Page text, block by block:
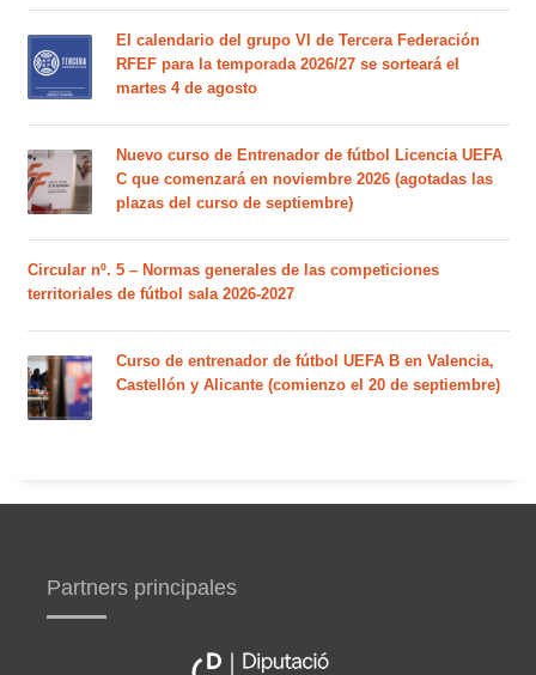
El calendario del grupo VI de Tercera Federación
RFEF para la temporada 2026/27 se sorteará el
martes 4 de agosto
Nuevo curso de Entrenador de fútbol Licencia UEFA
C que comenzará en noviembre 2026 (agotadas las
plazas del curso de septiembre)
Circular nº. 5 – Normas generales de las competiciones
territoriales de fútbol sala 2026-2027
Curso de entrenador de fútbol UEFA B en Valencia,
Castellón y Alicante (comienzo el 20 de septiembre)
Partners principales